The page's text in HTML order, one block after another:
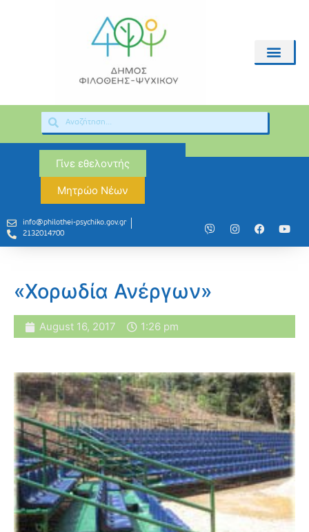
Γίνε εθελοντής
Μητρώο Νέων
info@philothei-psychiko.gov.gr
2132014700
«Χορωδία Ανέργων»
August 16, 2017 1:26 pm